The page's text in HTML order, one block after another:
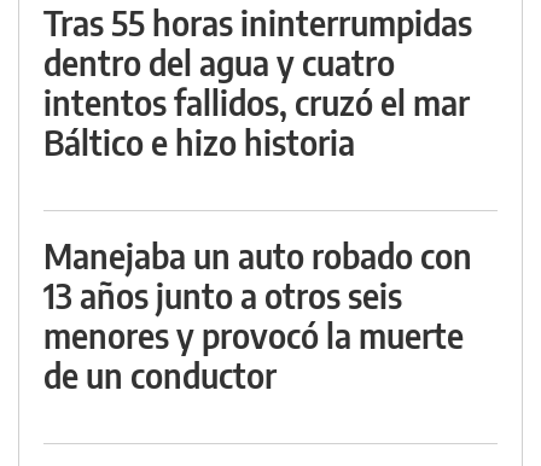
Tras 55 horas ininterrumpidas
dentro del agua y cuatro
intentos fallidos, cruzó el mar
Báltico e hizo historia
Manejaba un auto robado con
13 años junto a otros seis
menores y provocó la muerte
de un conductor